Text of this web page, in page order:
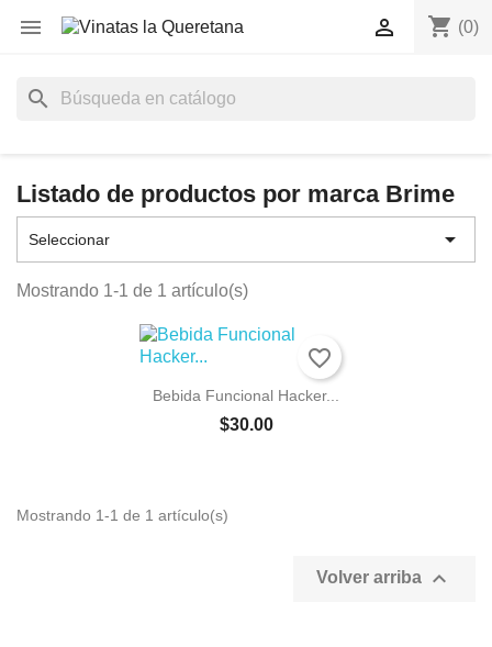
 shopping_cart (0)

search
Listado de productos por marca Brime
Seleccionar 
Mostrando 1-1 de 1 artículo(s)
Bebida Funcional Hacker...
$30.00
favorite_border
Mostrando 1-1 de 1 artículo(s)
Volver arriba 